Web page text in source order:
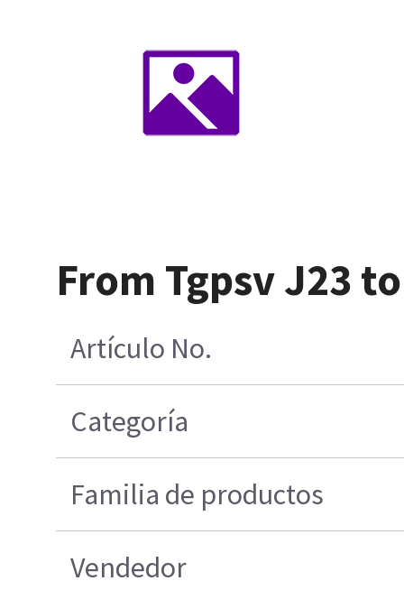
From Tgpsv J23
Artículo No.
Categoría
Familia de productos
Vendedor